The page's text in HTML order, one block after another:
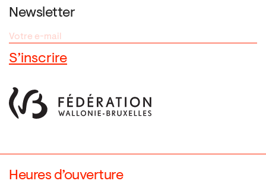
Newsletter
Heures d’ouverture